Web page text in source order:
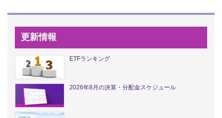
更新情報
ETFランキング
2026年8月の決算・分配金スケジュール